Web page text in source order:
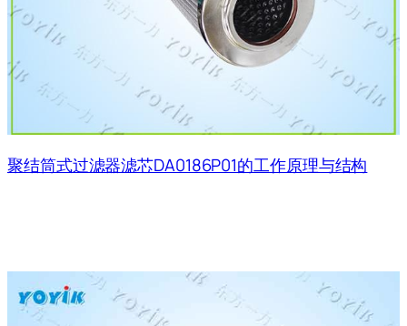
聚结筒式过滤器滤芯DA0186P01的工作原理与结构